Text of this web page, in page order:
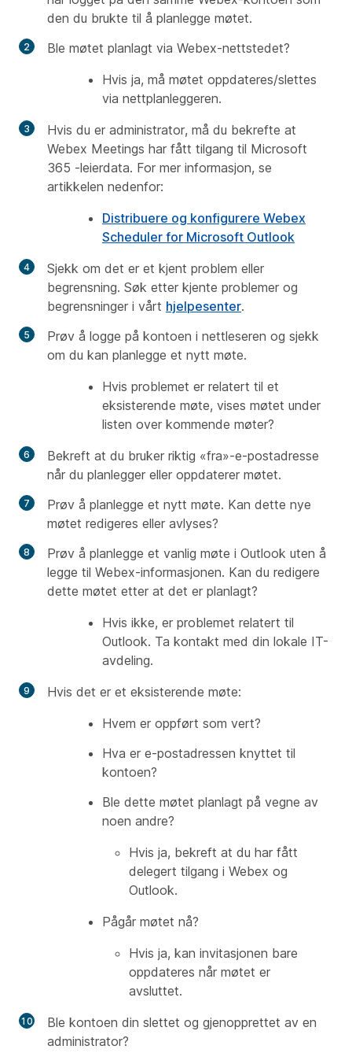
den du brukte til å planlegge møtet.
Ble møtet planlagt via Webex-nettstedet?
Hvis ja, må møtet oppdateres/slettes
via nettplanleggeren.
Hvis du er administrator, må du bekrefte at
Webex Meetings har fått tilgang til Microsoft
365 -leierdata. For mer informasjon, se
artikkelen nedenfor:
Distribuere og konfigurere Webex
Scheduler for Microsoft Outlook
Sjekk om det er et kjent problem eller
begrensning. Søk etter kjente problemer og
begrensninger i vårt hjelpesenter.
Prøv å logge på kontoen i nettleseren og sjekk
om du kan planlegge et nytt møte.
Hvis problemet er relatert til et
eksisterende møte, vises møtet under
listen over kommende møter?
Bekreft at du bruker riktig «fra»-e-postadresse
når du planlegger eller oppdaterer møtet.
Prøv å planlegge et nytt møte. Kan dette nye
møtet redigeres eller avlyses?
Prøv å planlegge et vanlig møte i Outlook uten å
legge til Webex-informasjonen. Kan du redigere
dette møtet etter at det er planlagt?
Hvis ikke, er problemet relatert til
Outlook. Ta kontakt med din lokale IT-
avdeling.
Hvis det er et eksisterende møte:
Hvem er oppført som vert?
Hva er e-postadressen knyttet til
kontoen?
Ble dette møtet planlagt på vegne av
noen andre?
Hvis ja, bekreft at du har fått
delegert tilgang i Webex og
Outlook.
Pågår møtet nå?
Hvis ja, kan invitasjonen bare
oppdateres når møtet er
avsluttet.
Ble kontoen din slettet og gjenopprettet av en
administrator?